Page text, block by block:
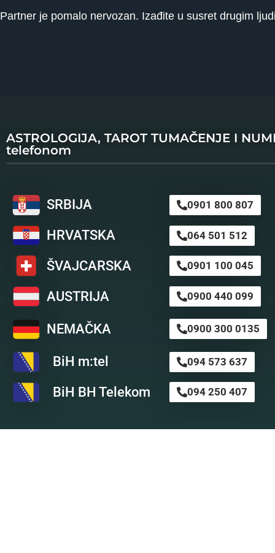
Partner je pomalo nervozan. Izađite u susret drugim
ASTROLOGIJA, TAROT TUMAČENJE I
telefonom
SRBIJA 0901 800 807
HRVATSKA 064 501 512
ŠVAJCARSKA 0901 100 045
AUSTRIJA 0900 440 099
NEMAČKA 0900 300 0135
BiH m:tel 094 573 637
BiH BH Telekom 094 250 407